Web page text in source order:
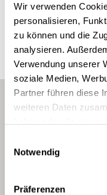
Wir verwenden
personalisieren,
zu können und die
analysieren.
Verwendung unserer
soziale Medien,
Partner führen diese
weiteren Daten
Notwendig
Präferenzen
Erkunden Sie
Weingüter